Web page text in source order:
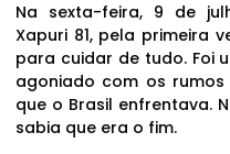
Na sexta-feira, 9 de
Xapuri 81, pela primeira
para cuidar de tudo. Foi
agoniado com os
que o Brasil enfrentava.
sabia que era o fim.